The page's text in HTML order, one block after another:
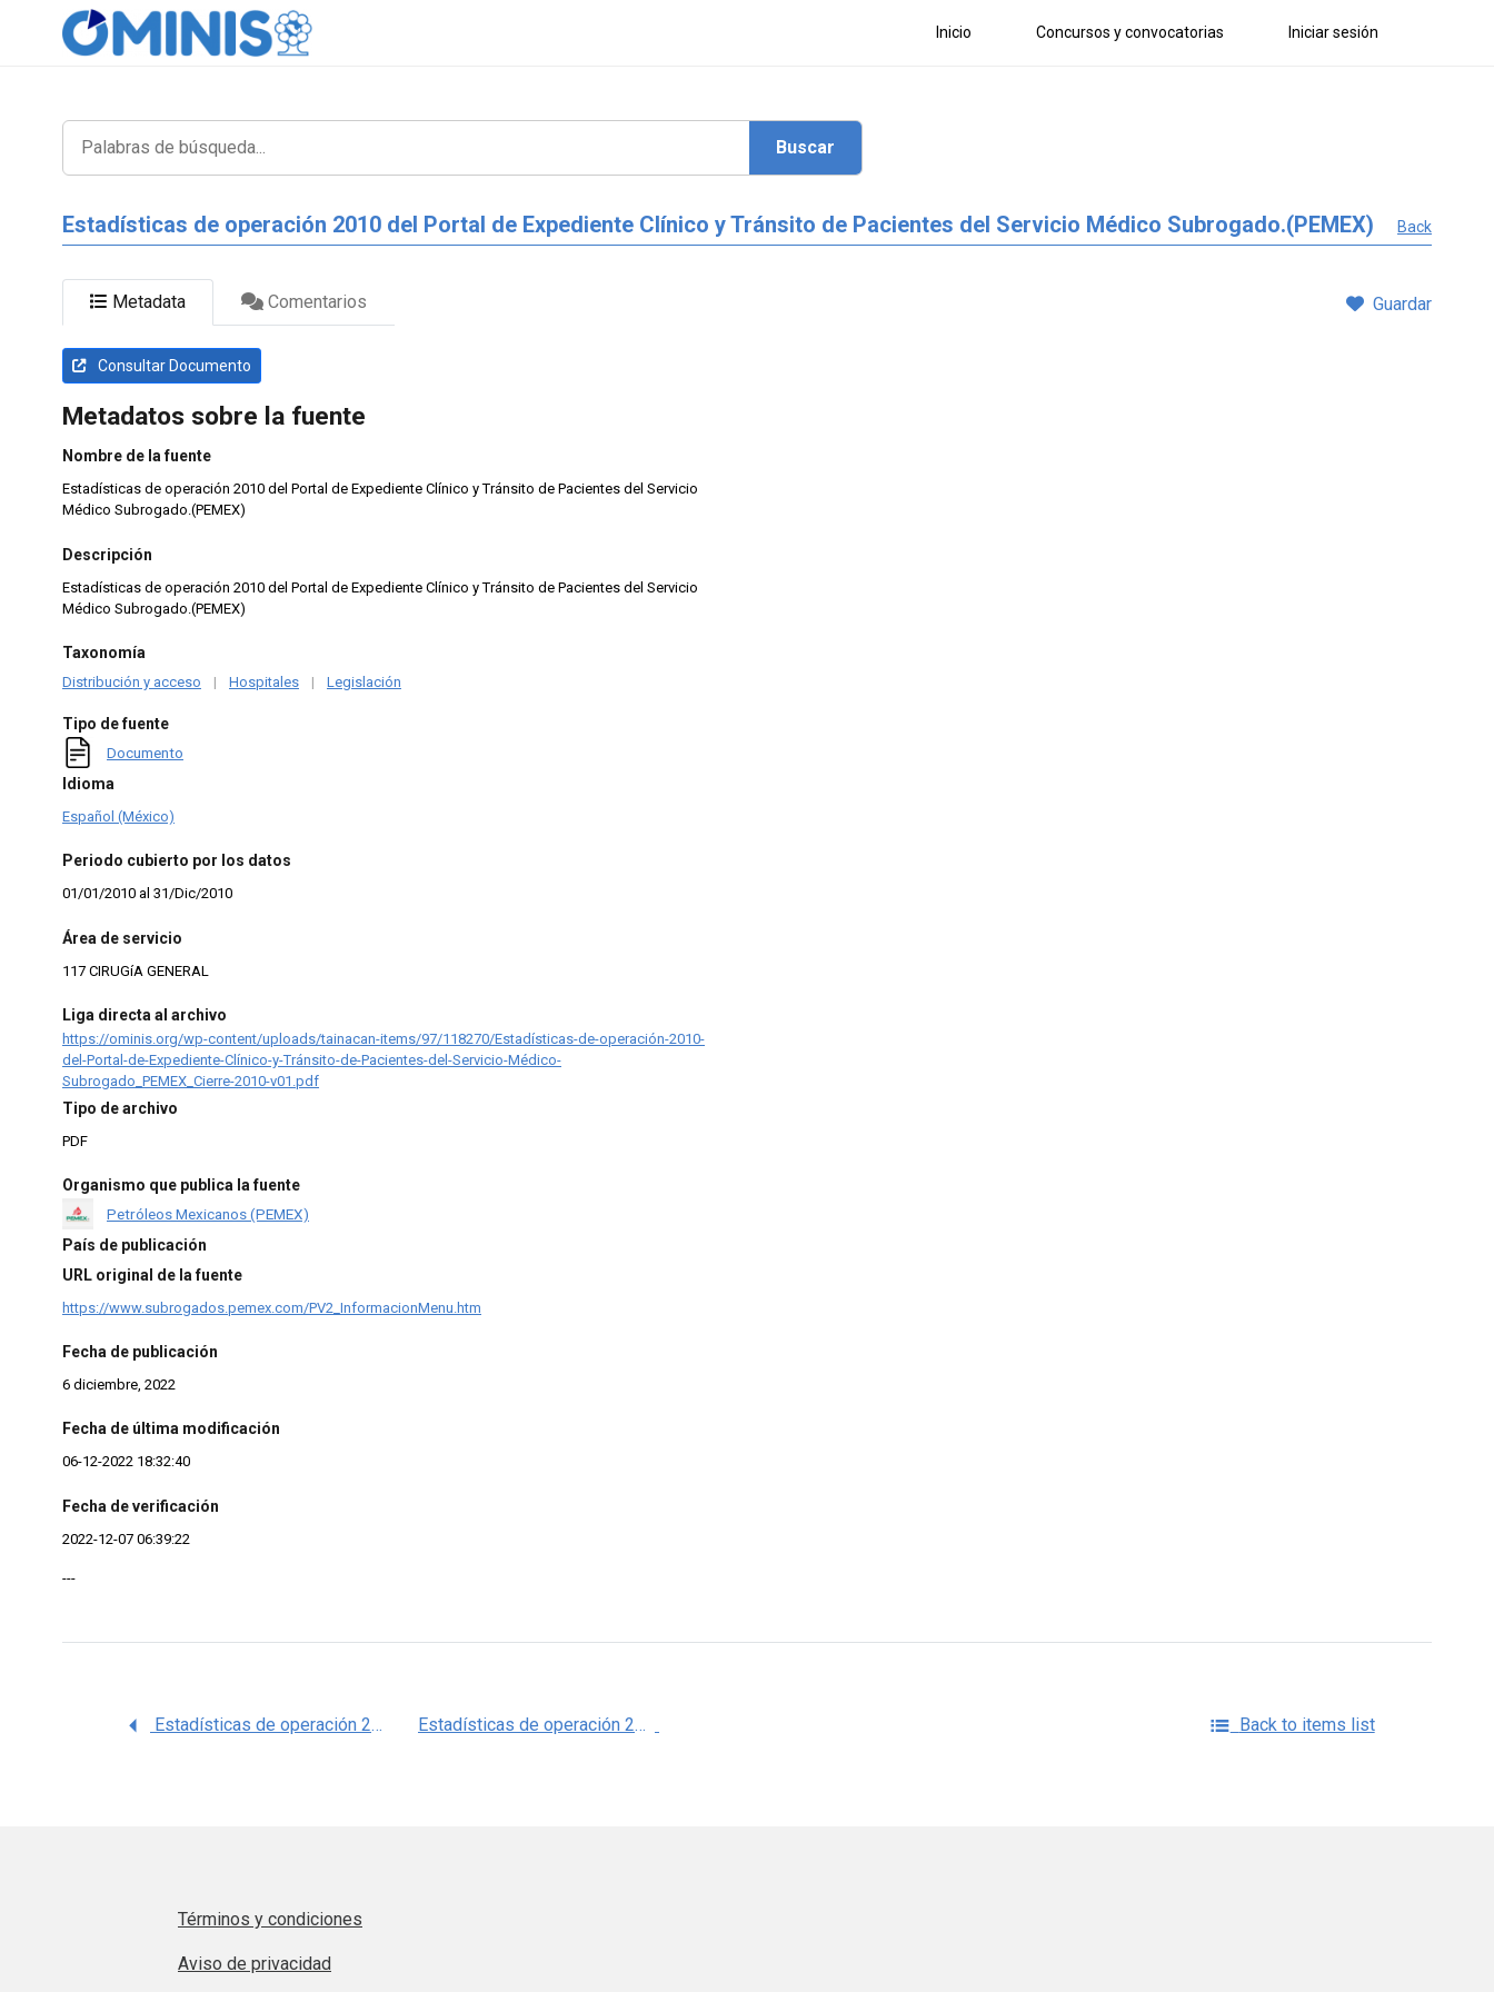
Inicio Concursos y convocatorias Iniciar sesión
Estadísticas de operación 2010 del Portal de Expediente Clínico y Tránsito de Pacientes del Servicio Médico Subrogado.(PEMEX) Back
Metadata Comentarios Guardar
Consultar Documento
Metadatos sobre la fuente
Nombre de la fuente
Estadísticas de operación 2010 del Portal de Expediente Clínico y Tránsito de Pacientes del Servicio
Médico Subrogado.(PEMEX)
Descripción
Estadísticas de operación 2010 del Portal de Expediente Clínico y Tránsito de Pacientes del Servicio
Médico Subrogado.(PEMEX)
Taxonomía
Distribución y acceso | Hospitales | Legislación
Tipo de fuente
Documento
Idioma
Español (México)
Periodo cubierto por los datos
01/01/2010 al 31/Dic/2010
Área de servicio
117 CIRUGíA GENERAL
Liga directa al archivo
https://ominis.org/wp-content/uploads/tainacan-items/97/118270/Estadísticas-de-operación-2010-
del-Portal-de-Expediente-Clínico-y-Tránsito-de-Pacientes-del-Servicio-Médico-
Subrogado_PEMEX_Cierre-2010-v01.pdf
Tipo de archivo
PDF
Organismo que publica la fuente
Petróleos Mexicanos (PEMEX)
País de publicación
URL original de la fuente
https://www.subrogados.pemex.com/PV2_InformacionMenu.htm
Fecha de publicación
6 diciembre, 2022
Fecha de última modificación
06-12-2022 18:32:40
Fecha de verificación
2022-12-07 06:39:22
---
Estadísticas de operación 2011 del Portal de Expediente Clínico y Tránsito de Pacientes del Servicio Médico Subrogado Estadísticas de operación 2009 del Portal de Expediente Clínico y Tránsito de Pacientes del Servicio Médico Subrogado. (PEMEX) Back to items list
Términos y condiciones
Aviso de privacidad